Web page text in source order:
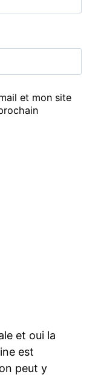
et mon site
et oui la
est
peut y